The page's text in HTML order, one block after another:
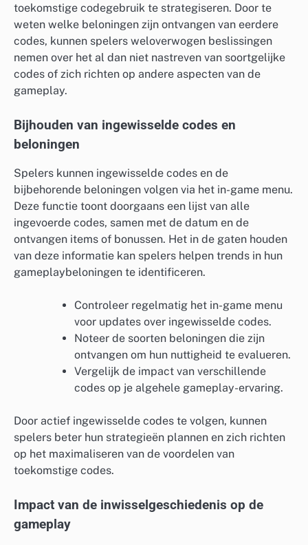
toekomstige codegebruik te strategiseren. Door te
weten welke beloningen zijn ontvangen van eerdere
codes, kunnen spelers weloverwogen beslissingen
nemen over het al dan niet nastreven van soortgelijke
codes of zich richten op andere aspecten van de
gameplay.
Bijhouden van ingewisselde codes en
beloningen
Spelers kunnen ingewisselde codes en de
bijbehorende beloningen volgen via het in-game menu.
Deze functie toont doorgaans een lijst van alle
ingevoerde codes, samen met de datum en de
ontvangen items of bonussen. Het in de gaten houden
van deze informatie kan spelers helpen trends in hun
gameplaybeloningen te identificeren.
Controleer regelmatig het in-game menu
voor updates over ingewisselde codes.
Noteer de soorten beloningen die zijn
ontvangen om hun nuttigheid te evalueren.
Vergelijk de impact van verschillende
codes op je algehele gameplay-ervaring.
Door actief ingewisselde codes te volgen, kunnen
spelers beter hun strategieën plannen en zich richten
op het maximaliseren van de voordelen van
toekomstige codes.
Impact van de inwisselgeschiedenis op de
gameplay